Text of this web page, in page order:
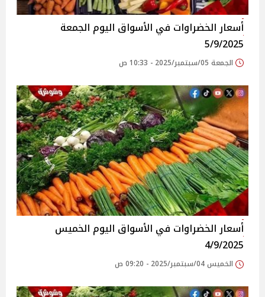
أسعار الخضراوات في الأسواق‎‎ اليوم الجمعة
5/9/2025
الجمعة 05/سبتمبر/2025 - 10:33 ص
أسعار الخضراوات في الأسواق‎‎ اليوم الخميس
4/9/2025
الخميس 04/سبتمبر/2025 - 09:20 ص